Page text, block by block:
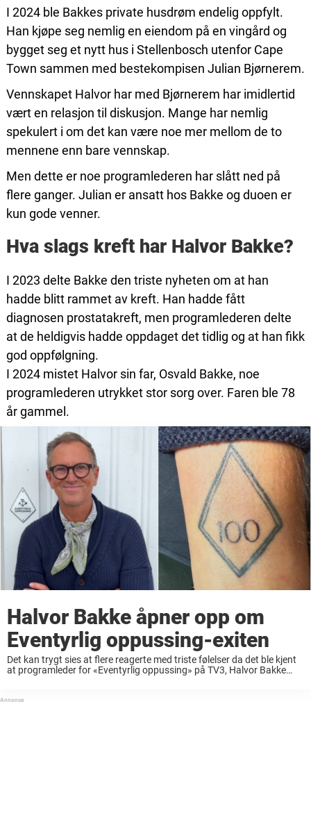
I 2024 ble Bakkes private husdrøm endelig oppfylt.
Han kjøpe seg nemlig en eiendom på en vingård og
bygget seg et nytt hus i Stellenbosch utenfor Cape
Town sammen med bestekompisen Julian Bjørnerem.
Vennskapet Halvor har med Bjørnerem har imidlertid
vært en relasjon til diskusjon. Mange har nemlig
spekulert i om det kan være noe mer mellom de to
mennene enn bare vennskap.
Men dette er noe programlederen har slått ned på
flere ganger. Julian er ansatt hos Bakke og duoen er
kun gode venner.
Hva slags kreft har Halvor Bakke?
I 2023 delte Bakke den triste nyheten om at han
hadde blitt rammet av kreft. Han hadde fått
diagnosen prostatakreft, men programlederen delte
at de heldigvis hadde oppdaget det tidlig og at han fikk
god oppfølgning.
I 2024 mistet Halvor sin far, Osvald Bakke, noe
programlederen utrykket stor sorg over. Faren ble 78
år gammel.
Halvor Bakke åpner opp om
Eventyrlig oppussing-exiten
Det kan trygt sies at flere reagerte med triste følelser da det ble kjent
at programleder for «Eventyrlig oppussing» på TV3, Halvor Bakke